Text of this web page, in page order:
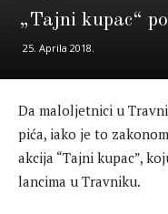
„Tajni kupac“
25. Aprila 2018.
Da maloljetnici u
pića, iako je to
akcija “Tajni kupac”,
lancima u Travniku.